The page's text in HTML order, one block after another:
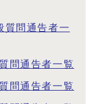
質問通告者一
問通告者一覧
問通告者一覧